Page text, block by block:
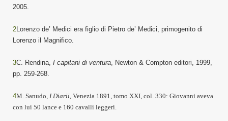
2005.
2Lorenzo de’ Medici era figlio di Pietro de’ Medici, primogenito di
Lorenzo il Magnifico.
3C. Rendina, I capitani di ventura , Newton & Compton editori, 1999,
pp. 259-268.
4M. Sanudo, I Diarii , Venezia 1891 , tomo XXI col. 330: Giovanni aveva
con lui 50 lance e 160 cavalli leggeri.